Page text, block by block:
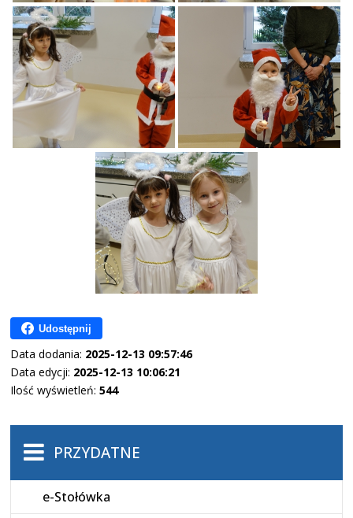
Udostępnij
Data dodania: 2025-12-13 09:57:46
Data edycji: 2025-12-13 10:06:21
Ilość wyświetleń:544
PRZYDATNE
e-Stołówka